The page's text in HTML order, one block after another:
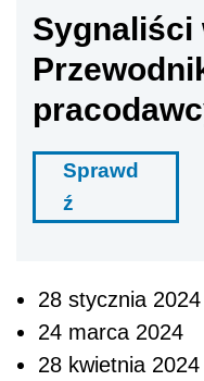
Sygnaliści
Sprawd
ź
28 stycznia 2024
24 marca 2024
28 kwietnia 2024